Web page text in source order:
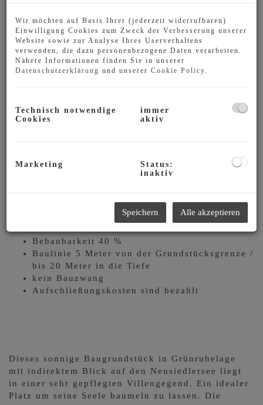
927 m² sonniges Baugrundstück
Widmung: Bauland-Wohngebiet
Wasser-, Kanal-, Stromanschluss an der
Grundstücksgrenze
Bebaubarkeit 40 %
Baulinie 5 Meter von der Grundstücksgrenze /
bis 20 Meter in die Tiefe
kein Bauzwang
Aufschließungskosten sind bezahlt
Dieses sonnige Baugrundstück in Grünruhelage
mit indirektem Blick auf den Neusiedlersee liegt
in einer sehr gepflegten Villengegend. Ein idealer
Platz um seine Seele baumeln zu lassen. Die
Wir möchten auf Basis Ihrer (jederzeit widerrufbaren)
Einwilligung Cookies zum Zweck der Verbesserung unserer
Website sowie zur Analyse Ihres Userverhaltens
verwenden, die dazu personenbezogene Daten verarbeiten.
Nähere Informationen finden Sie in unserer
Datenschutzerklärung und unserer Cookie Policy
Technisch notwendige
Cookies
immer
aktiv
Marketing
Status:
inaktiv
Speichern Alle akzeptieren